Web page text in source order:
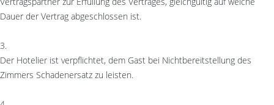
Dauer der Vertrag abgeschlossen ist.
3.
Der Hotelier ist verpflichtet, dem Gast bei Nichtbereitstellung des
Zimmers Schadenersatz zu leisten.